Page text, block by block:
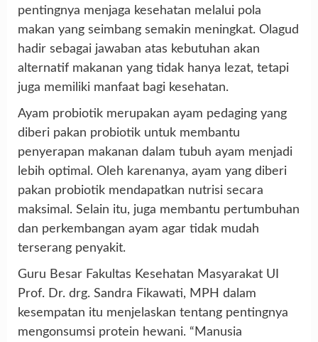
pentingnya menjaga kesehatan melalui pola
makan yang seimbang semakin meningkat. Olagud
hadir sebagai jawaban atas kebutuhan akan
alternatif makanan yang tidak hanya lezat, tetapi
juga memiliki manfaat bagi kesehatan.
Ayam probiotik merupakan ayam pedaging yang
diberi pakan probiotik untuk membantu
penyerapan makanan dalam tubuh ayam menjadi
lebih optimal. Oleh karenanya, ayam yang diberi
pakan probiotik mendapatkan nutrisi secara
maksimal. Selain itu, juga membantu pertumbuhan
dan perkembangan ayam agar tidak mudah
terserang penyakit.
Guru Besar Fakultas Kesehatan Masyarakat UI
Prof. Dr. drg. Sandra Fikawati, MPH dalam
kesempatan itu menjelaskan tentang pentingnya
mengonsumsi protein hewani. “Manusia